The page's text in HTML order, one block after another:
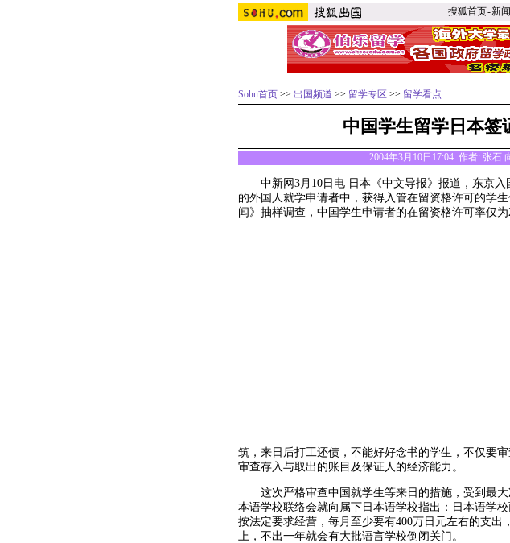
搜狐首页-新闻
Sohu首页 >> 出国频道 >> 留学专区 >> 留学看点
中国学生留学日本签
2004年3月10日17:04 作者: 张石
中新网3月10日电 日本《中文导报》报道，东京入
的外国人就学申请者中，获得入管在留资格许可的学
闻》抽样调查，中国学生申请者的在留资格许可率仅为
筑，来日后打工还债，不能好好念书的学生，不仅要
审查存入与取出的账目及保证人的经济能力。
这次严格审查中国就学生等来日的措施，受到最大
本语学校联络会就向属下日本语学校指出：日本语学
按法定要求经营，每月至少要有400万日元左右的支出
上，不出一年就会有大批语言学校倒闭关门。